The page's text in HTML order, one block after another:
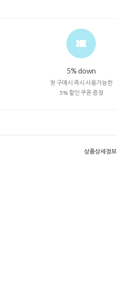
5% down
첫 구매시 즉시 사용가능한
5% 할인 쿠폰 증정
상품상세정보